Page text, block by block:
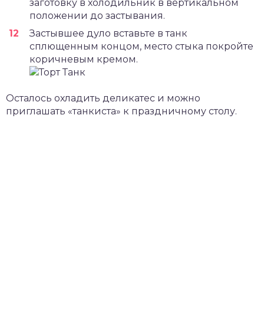
заготовку в холодильник в вертикальном
положении до застывания.
Застывшее дуло вставьте в танк
сплющенным концом, место стыка покройте
коричневым кремом.
Осталось охладить деликатес и можно
приглашать «танкиста» к праздничному столу.